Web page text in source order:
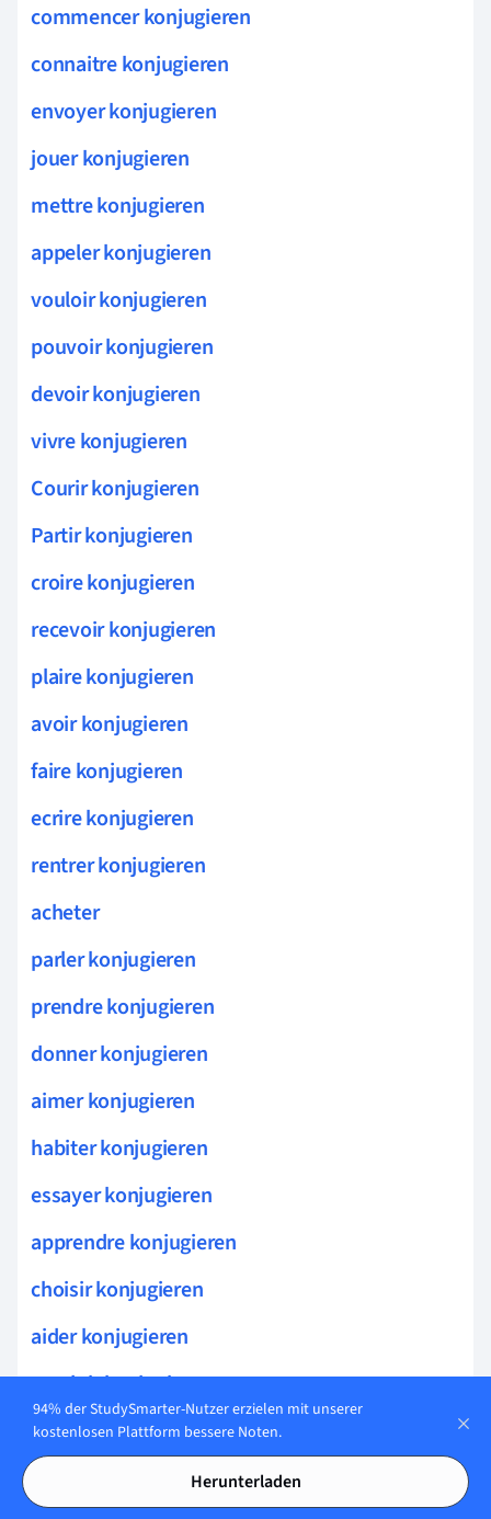
commencer konjugieren
connaitre konjugieren
envoyer konjugieren
jouer konjugieren
mettre konjugieren
appeler konjugieren
vouloir konjugieren
pouvoir konjugieren
devoir konjugieren
vivre konjugieren
Courir konjugieren
Partir konjugieren
croire konjugieren
recevoir konjugieren
plaire konjugieren
avoir konjugieren
faire konjugieren
ecrire konjugieren
rentrer konjugieren
acheter
parler konjugieren
prendre konjugieren
donner konjugieren
aimer konjugieren
habiter konjugieren
essayer konjugieren
apprendre konjugieren
choisir konjugieren
aider konjugieren
conduir konjugieren
decouvrir konjugieren
espérer konjugieren
94% der StudySmarter-Nutzer erzielen mit unserer
kostenlosen Plattform bessere Noten.
Herunterladen